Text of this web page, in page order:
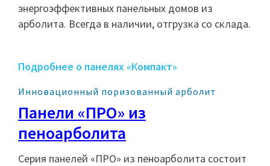
энергоэффективных панельных домов из
арболита. Всегда в наличии, отгрузка со склада.
Подробнее о панелях «Компакт»
Инновационный поризованный арболит
Панели «ПРО» из
пеноарболита
Серия панелей «ПРО» из пеноарболита состоит